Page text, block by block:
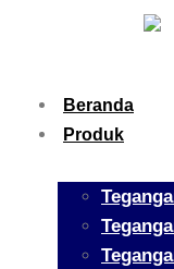
Beranda
Produk